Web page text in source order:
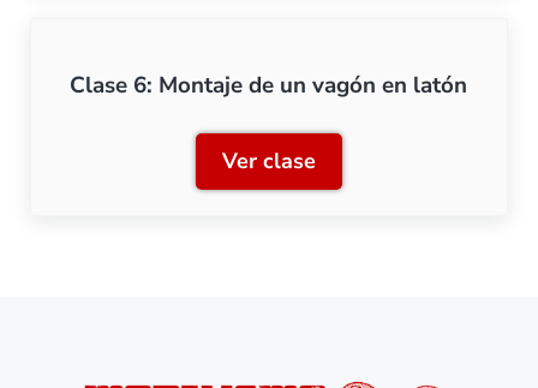
Clase 6: Montaje de un vagón en latón
Ver claseClase 6: Montaje de un